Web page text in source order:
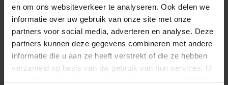
en om ons websiteverkeer te analyseren. Ook delen we
informatie over uw gebruik van onze site met onze
partners voor social media, adverteren en analyse. Deze
partners kunnen deze gegevens combineren met andere
informatie die u aan ze heeft verstrekt of die ze hebben
verzameld op basis van uw gebruik van hun services. U
gaat akkoord met onze cookies als u onze website blijft
Cognac Dark